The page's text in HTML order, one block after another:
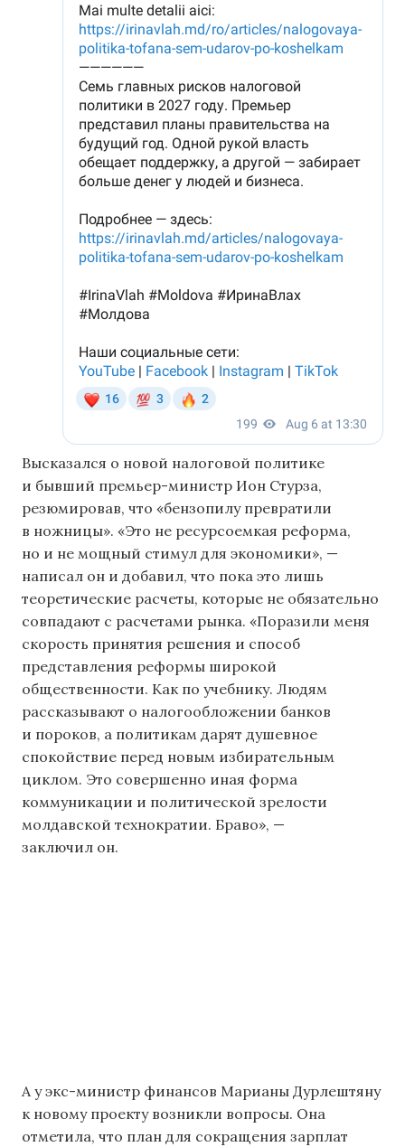
Высказался о новой налоговой политике
и бывший премьер-министр Ион Стурза,
резюмировав, что «бензопилу превратили
в ножницы». «Это не ресурсоемкая реформа,
но и не мощный стимул для экономики», —
написал он и добавил, что пока это лишь
теоретические расчеты, которые не обязательно
совпадают с расчетами рынка. «Поразили меня
скорость принятия решения и способ
представления реформы широкой
общественности. Как по учебнику. Людям
рассказывают о налогообложении банков
и пороков, а политикам дарят душевное
спокойствие перед новым избирательным
циклом. Это совершенно иная форма
коммуникации и политической зрелости
молдавской технократии. Браво», —
заключил он.
А у экс-министр финансов Марианы Дурлештяну
к новому проекту возникли вопросы. Она
отметила, что план для сокращения зарплат